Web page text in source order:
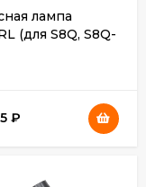
лампа
(для S8Q, S8Q-
₽